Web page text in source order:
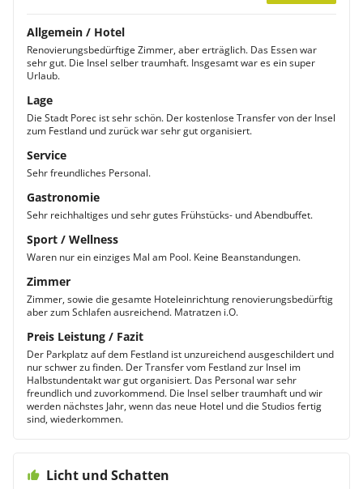
Allgemein / Hotel
Renovierungsbedürftige Zimmer, aber erträglich. Das Essen war
sehr gut. Die Insel selber traumhaft. Insgesamt war es ein super
Urlaub.
Lage
Die Stadt Porec ist sehr schön. Der kostenlose Transfer von der Insel
zum Festland und zurück war sehr gut organisiert.
Service
Sehr freundliches Personal.
Gastronomie
Sehr reichhaltiges und sehr gutes Frühstücks- und Abendbuffet.
Sport / Wellness
Waren nur ein einziges Mal am Pool. Keine Beanstandungen.
Zimmer
Zimmer, sowie die gesamte Hoteleinrichtung renovierungsbedürftig
aber zum Schlafen ausreichend. Matratzen i.O.
Preis Leistung / Fazit
Der Parkplatz auf dem Festland ist unzureichend ausgeschildert und
nur schwer zu finden. Der Transfer vom Festland zur Insel im
Halbstundentakt war gut organisiert. Das Personal war sehr
freundlich und zuvorkommend. Die Insel selber traumhaft und wir
werden nächstes Jahr, wenn das neue Hotel und die Studios fertig
sind, wiederkommen.
Licht und Schatten